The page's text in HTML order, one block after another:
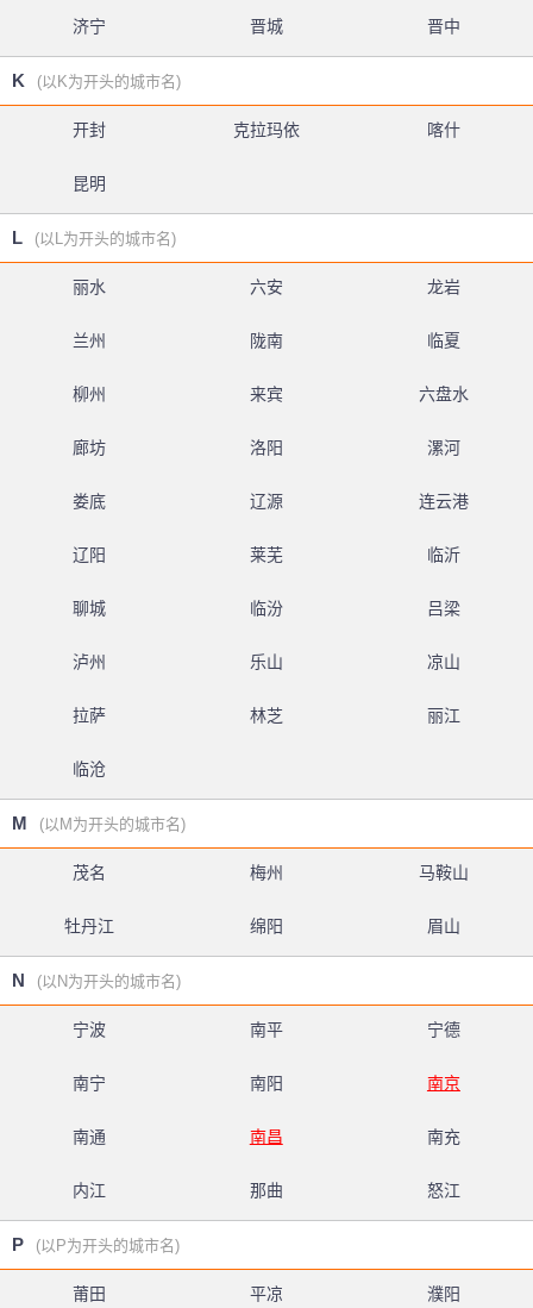
济宁 晋城 晋中
K (以K为开头的城市名)
开封 克拉玛依 喀什
昆明
L (以L为开头的城市名)
丽水 六安 龙岩
兰州 陇南 临夏
柳州 来宾 六盘水
廊坊 洛阳 漯河
娄底 辽源 连云港
辽阳 莱芜 临沂
聊城 临汾 吕梁
泸州 乐山 凉山
拉萨 林芝 丽江
临沧
M (以M为开头的城市名)
茂名 梅州 马鞍山
牡丹江 绵阳 眉山
N (以N为开头的城市名)
宁波 南平 宁德
南宁 南阳 南京
南通 南昌 南充
内江 那曲 怒江
P (以P为开头的城市名)
莆田 平凉 濮阳